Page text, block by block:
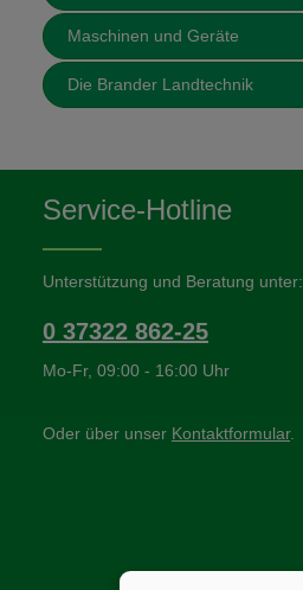
Maschinen und Geräte
Die Brander Landtechnik
Service-Hotline
Unterstützung und Beratung unter:
0 37322 862-25
Mo-Fr, 09:00 - 16:00 Uhr
Oder über unser Kontaktformular.